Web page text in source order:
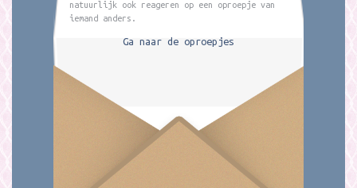
natuurlijk ook reageren op een oproepje van
iemand anders.
Ga naar de oproepjes